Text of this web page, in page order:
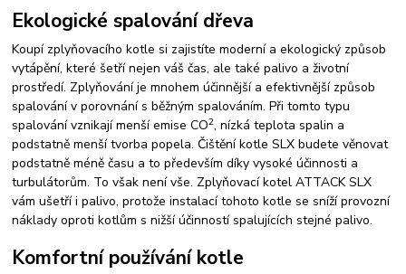
Ekologické spalování dřeva
Koupí zplyňovacího kotle si zajistíte moderní a ekologický způsob
vytápění, které šetří nejen váš čas, ale také palivo a životní
prostředí. Zplyňování je mnohem účinnější a efektivnější způsob
spalování v porovnání s běžným spalováním. Při tomto typu
spalování vznikají menší emise CO2, nízká teplota spalin a
podstatně menší tvorba popela. Čištění kotle SLX budete věnovat
podstatně méně času a to především díky vysoké účinnosti a
turbulátorům. To však není vše. Zplyňovací kotel ATTACK SLX
vám ušetří i palivo, protože instalací tohoto kotle se sníží provozní
náklady oproti kotlům s nižší účinností spalujících stejné palivo.
Komfortní používání kotle